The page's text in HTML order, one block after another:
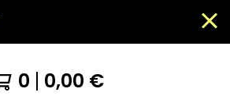
0 0,00 €